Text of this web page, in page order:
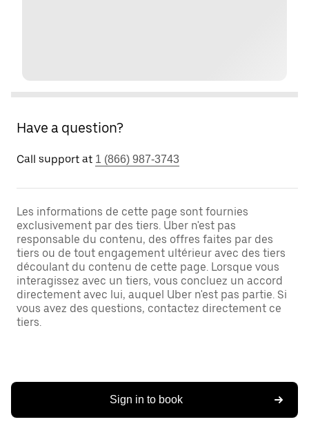
Have a question?
Call support at 1 (866) 987-3743
Les informations de cette page sont fournies
exclusivement par des tiers. Uber n'est pas
responsable du contenu, des offres faites par des
tiers ou de tout engagement ultérieur avec des tiers
découlant du contenu de cette page. Lorsque vous
interagissez avec un tiers, vous concluez un accord
directement avec lui, auquel Uber n'est pas partie. Si
vous avez des questions, contactez directement ce
tiers.
Sign in to book